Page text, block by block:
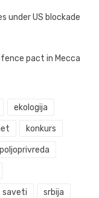
under US blockade
pact in Mecca
ekologija
konkurs
poljoprivreda
saveti srbija